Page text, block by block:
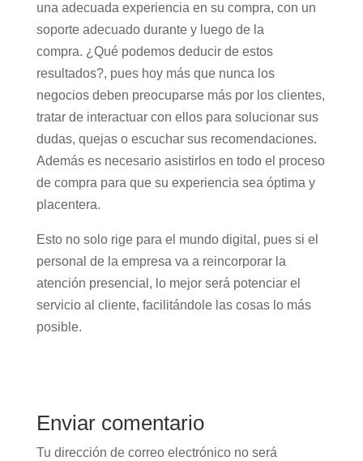
una adecuada experiencia en su compra, con un
soporte adecuado durante y luego de la
compra. ¿Qué podemos deducir de estos
resultados?, pues hoy más que nunca los
negocios deben preocuparse más por los clientes,
tratar de interactuar con ellos para solucionar sus
dudas, quejas o escuchar sus recomendaciones.
Además es necesario asistirlos en todo el proceso
de compra para que su experiencia sea óptima y
placentera.
Esto no solo rige para el mundo digital, pues si el
personal de la empresa va a reincorporar la
atención presencial, lo mejor será potenciar el
servicio al cliente, facilitándole las cosas lo más
posible.
Enviar comentario
Tu dirección de correo electrónico no será